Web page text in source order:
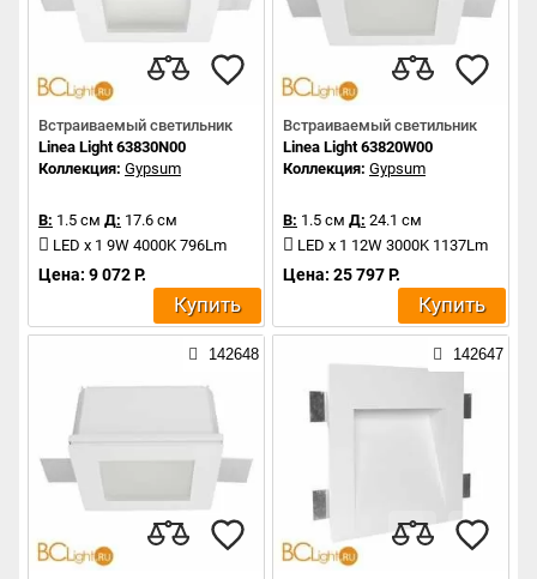
Встраиваемый светильник
Linea Light 63830N00
Коллекция: Gypsum
В: 1.5 см Д: 17.6 см
LED x 1 9W 4000K 796Lm
Цена: 9 072 Р.
Купить
Встраиваемый светильник
Linea Light 63820W00
Коллекция: Gypsum
В: 1.5 см Д: 24.1 см
LED x 1 12W 3000K 1137Lm
Цена: 25 797 Р.
Купить
142648 142647